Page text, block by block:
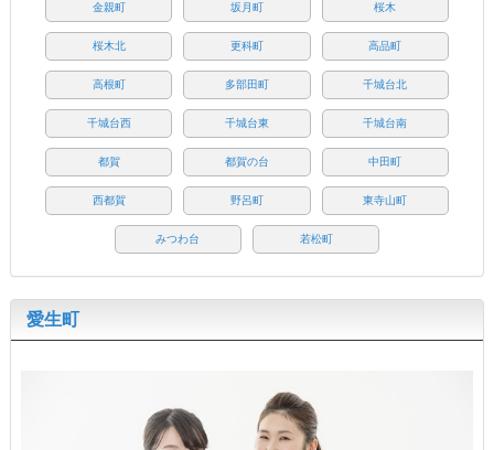
金親町 坂月町 桜木
桜木北 更科町 高品町
高根町 多部田町 千城台北
千城台西 千城台東 千城台南
都賀 都賀の台 中田町
西都賀 野呂町 東寺山町
みつわ台 若松町
愛生町